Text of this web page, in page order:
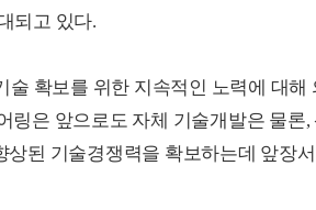
되고 있다.
술 확보를 위한 지속적인 노력에 대해
링은 앞으로도 자체 기술개발은 물론
상된 기술경쟁력을 확보하는데 앞장